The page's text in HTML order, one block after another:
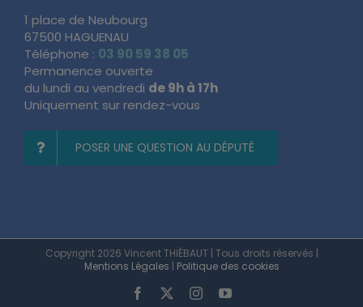
1 place de Neubourg
67500 HAGUENAU
Téléphone : 03 90 59 38 05
Permanence ouverte
du lundi au vendredi de 9h à 17h
Uniquement sur rendez-vous
POSER UNE QUESTION AU DÉPUTÉ
Copyright 2026 Vincent THIÉBAUT | Tous droits réservés |
Mentions Légales | Politique des cookies
Facebook InstagramYouTube